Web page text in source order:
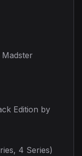
Edition by
4 Series)